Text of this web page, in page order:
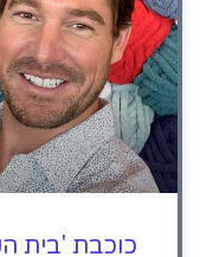
כוכבת 'בית